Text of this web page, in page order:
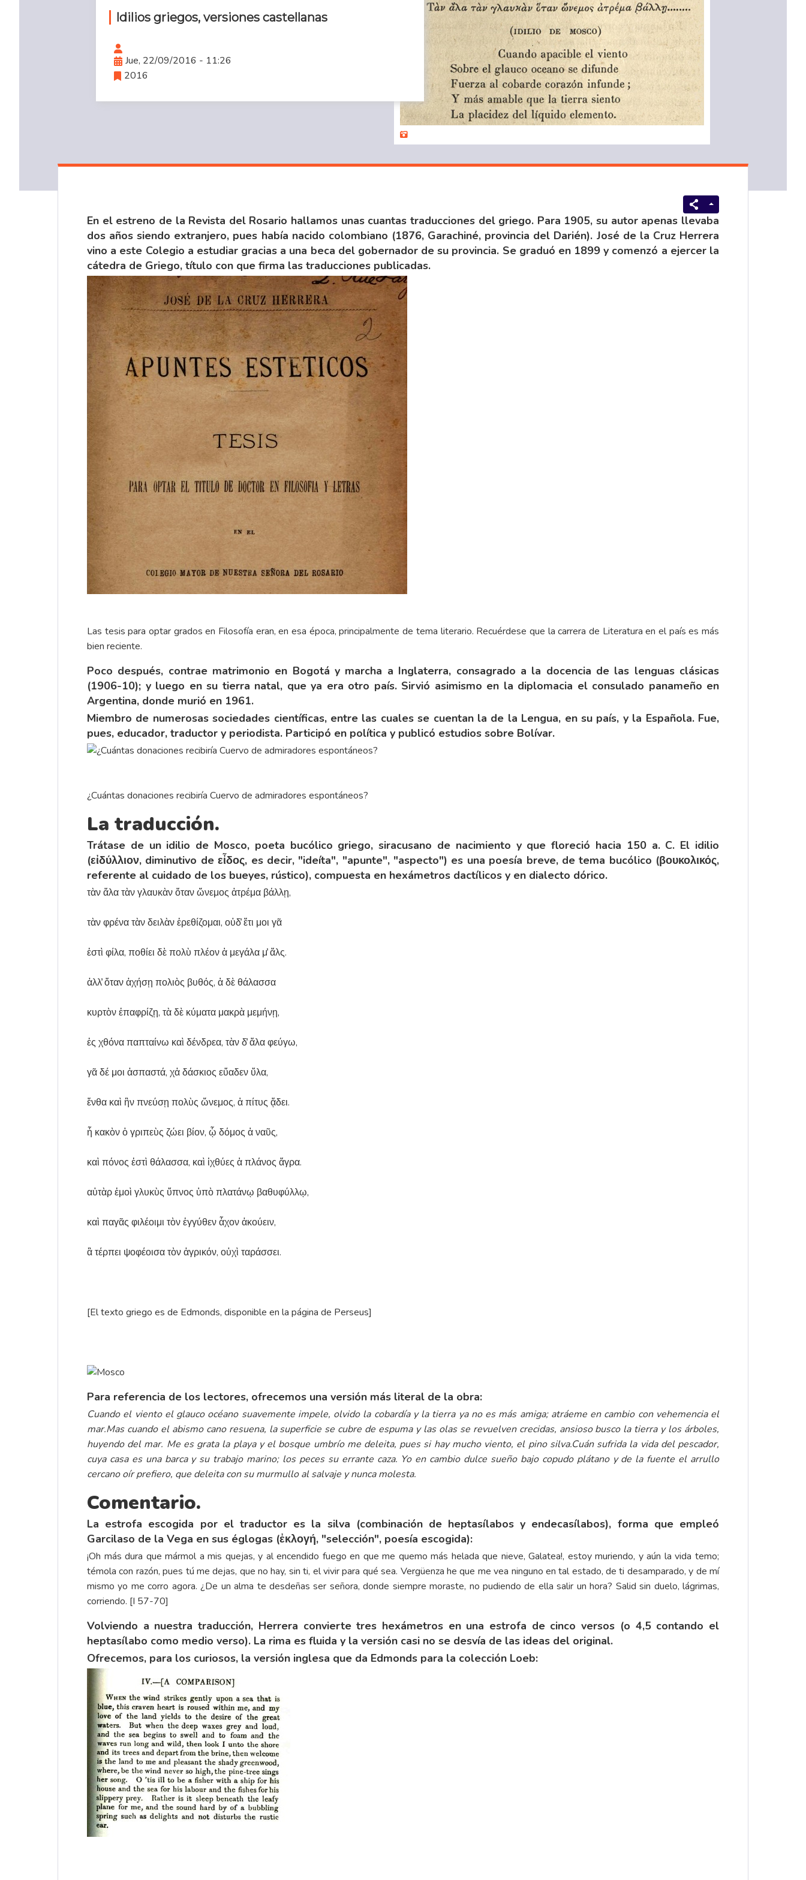
Idilios griegos, versiones castellanas
Jue, 22/09/2016 - 11:26
2016
En el estreno de la Revista del Rosario hallamos unas cuantas traducciones del griego. Para 1905, su autor apenas llevaba
dos años siendo extranjero, pues había nacido colombiano (1876, Garachiné, provincia del Darién). José de la Cruz Herrera
vino a este Colegio a estudiar gracias a una beca del gobernador de su provincia. Se graduó en 1899 y comenzó a ejercer la
cátedra de Griego, título con que firma las traducciones publicadas.
Las tesis para optar grados en Filosofía eran, en esa época, principalmente de tema literario. Recuérdese que la carrera de Literatura en el país es más
bien reciente.
Poco después, contrae matrimonio en Bogotá y marcha a Inglaterra, consagrado a la docencia de las lenguas clásicas
(1906-10); y luego en su tierra natal, que ya era otro país. Sirvió asimismo en la diplomacia el consulado panameño en
Argentina, donde murió en 1961.
Miembro de numerosas sociedades científicas, entre las cuales se cuentan la de la Lengua, en su país, y la Española. Fue,
pues, educador, traductor y periodista. Participó en política y publicó estudios sobre Bolívar.
¿Cuántas donaciones recibiría Cuervo de admiradores espontáneos?
La traducción.
Trátase de un idilio de Mosco, poeta bucólico griego, siracusano de nacimiento y que floreció hacia 150 a. C. El idilio
(εἰδύλλιον, diminutivo de εἶδος, es decir, "ideíta", "apunte", "aspecto") es una poesía breve, de tema bucólico (βουκολικός,
referente al cuidado de los bueyes, rústico), compuesta en hexámetros dactílicos y en dialecto dórico.
τὰν ἅλα τὰν γλαυκὰν ὅταν ὥνεμος ἀτρέμα βάλλῃ,
τὰν φρένα τὰν δειλὰν ἐρεθίζομαι, οὐδ̓ ἔτι μοι γᾶ
ἐστὶ φίλα, ποθίει δὲ πολὺ πλέον ἁ μεγάλα μ̓ ἅλς.
ἀλλ̓ ὅταν ἀχήσῃ πολιὸς βυθός, ἁ δὲ θάλασσα
κυρτὸν ἐπαφρίζῃ, τὰ δὲ κύματα μακρὰ μεμήνῃ,
ἐς χθόνα παπταίνω καὶ δένδρεα, τὰν δ̓ ἅλα φεύγω,
γᾶ δέ μοι ἀσπαστά, χἀ δάσκιος εὔαδεν ὕλα,
ἔνθα καὶ ἢν πνεύσῃ πολὺς ὥνεμος, ἁ πίτυς ᾄδει.
ἦ κακὸν ὁ γριπεὺς ζώει βίον, ᾧ δόμος ἁ ναῦς,
καὶ πόνος ἐστὶ θάλασσα, καὶ ἰχθύες ἁ πλάνος ἄγρα.
αὐτὰρ ἐμοὶ γλυκὺς ὕπνος ὑπὸ πλατάνῳ βαθυφύλλῳ,
καὶ παγᾶς φιλέοιμι τὸν ἐγγύθεν ἆχον ἀκούειν,
ἃ τέρπει ψοφέοισα τὸν ἀγρικόν, οὐχὶ ταράσσει.
[El texto griego es de Edmonds, disponible en la página de Perseus]
Para referencia de los lectores, ofrecemos una versión más literal de la obra:
Cuando el viento el glauco océano suavemente impele, olvido la cobardía y la tierra ya no es más amiga; atráeme en cambio con vehemencia el
mar.Mas cuando el abismo cano resuena, la superficie se cubre de espuma y las olas se revuelven crecidas, ansioso busco la tierra y los árboles,
huyendo del mar. Me es grata la playa y el bosque umbrío me deleita, pues si hay mucho viento, el pino silva.Cuán sufrida la vida del pescador,
cuya casa es una barca y su trabajo marino; los peces su errante caza. Yo en cambio dulce sueño bajo copudo plátano y de la fuente el arrullo
cercano oír prefiero, que deleita con su murmullo al salvaje y nunca molesta.
Comentario.
La estrofa escogida por el traductor es la silva (combinación de heptasílabos y endecasílabos), forma que empleó
Garcilaso de la Vega en sus églogas (ἐκλογή, "selección", poesía escogida):
¡Oh más dura que mármol a mis quejas, y al encendido fuego en que me quemo más helada que nieve, Galatea!, estoy muriendo, y aún la vida temo;
témola con razón, pues tú me dejas, que no hay, sin ti, el vivir para qué sea. Vergüenza he que me vea ninguno en tal estado, de ti desamparado, y de mí
mismo yo me corro agora. ¿De un alma te desdeñas ser señora, donde siempre moraste, no pudiendo de ella salir un hora? Salid sin duelo, lágrimas,
corriendo. [I 57-70]
Volviendo a nuestra traducción, Herrera convierte tres hexámetros en una estrofa de cinco versos (o 4,5 contando el
heptasílabo como medio verso). La rima es fluida y la versión casi no se desvía de las ideas del original.
Ofrecemos, para los curiosos, la versión inglesa que da Edmonds para la colección Loeb: